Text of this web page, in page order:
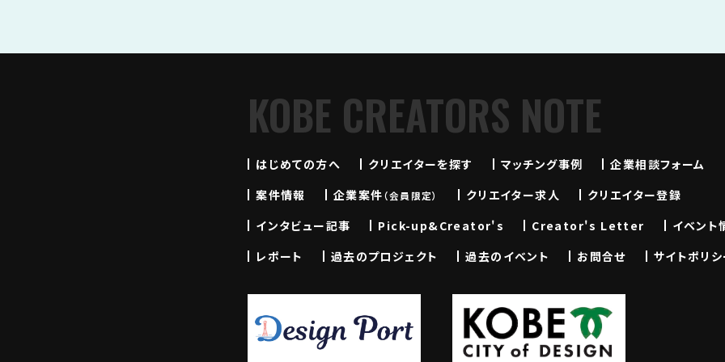
KOBE CREATORS NOTE
はじめての方へ クリエイターを探す マッチング事例
企業相談フォーム
案件情報
企業案件（会員限定） クリエイター求人
クリエイター登録
インタビュー記事
Pick-up&Creator's Creator's Letter
イベント
レポート
過去のプロジェクト 過去のイベント お問合せ サイトポリ